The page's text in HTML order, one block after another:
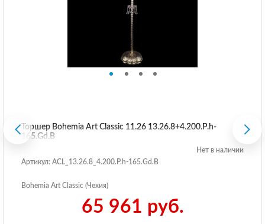
Торшер Bohemia Art Classic 11.26 13.26.8+4.200.P.h-
165.Gd.B
Нет в наличии
Артикул: ACL_13.26.8_4.200.P.h-165.Gd.B
Bohemia Art Classic (Чехия)
65 961 руб.